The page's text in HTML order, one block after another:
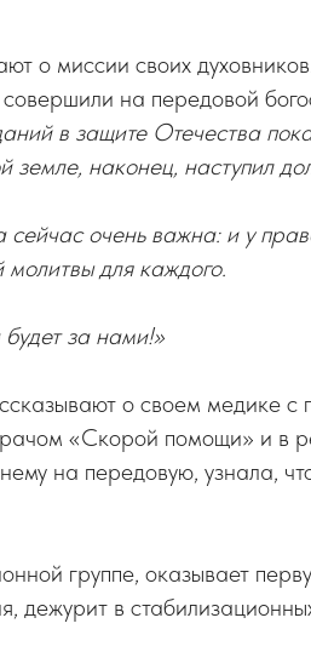
о миссии своих
совершили на передовой
в защите Отечества
земле, наконец, наступил
очень важна: и у
молитвы для каждого.
за нами!»
о своем медике с
«Скорой помощи» и в
на передовую, узнала,
группе, оказывает
дежурит в